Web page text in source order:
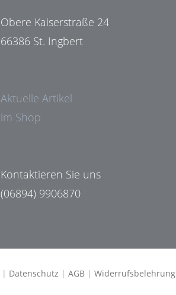
Obere Kaiserstraße 24
66386 St. Ingbert
Aktuelle Artikel
im Shop
Kontaktieren Sie uns
(06894) 9906870
| Datenschutz | AGB | Widerrufsbelehrung